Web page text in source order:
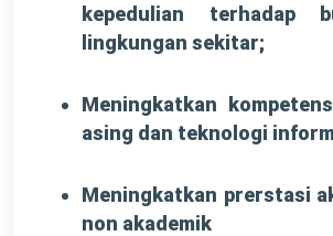
kepedulian terhadap
lingkungan sekitar;
Meningkatkan
asing dan teknologi
Meningkatkan prerstasi
non akademik